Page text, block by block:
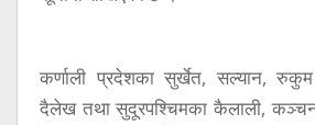
कर्णाली प्रदेशका सुर्खेत, सल्यान,
दैलेख तथा सुदूरपश्चिमका कैलाली,